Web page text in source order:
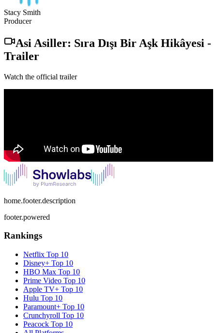
Stacy Smith
Producer
Asi Asiller: Sıra Dışı Bir Aşk Hikâyesi -
Trailer
Watch the official trailer
home.footer.description
footer.powered
Rankings
Netflix Top 10
Disney+ Top 10
HBO Max Top 10
Prime Video Top 10
Apple TV+ Top 10
Hulu Top 10
Paramount+ Top 10
Crunchyroll Top 10
Peacock Top 10